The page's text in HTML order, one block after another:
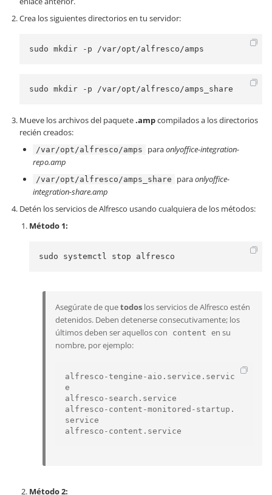
Crea los siguientes directorios en tu servidor:
sudo mkdir -p /var/opt/alfresco/amps
sudo mkdir -p /var/opt/alfresco/amps_share
Mueve los archivos del paquete.ampcompilados a los directorios
recién creados:
/var/opt/alfresco/amps paraonlyoffice-integration-
repo.amp
/var/opt/alfresco/amps_share paraonlyoffice-
integration-share.amp
Detén los servicios de Alfresco usando cualquiera de los métodos:
Método 1:
sudo systemctl stop alfresco
Asegúrate de quetodos los servicios de Alfresco estén
detenidos. Deben detenerse consecutivamente; los
últimos deben ser aquellos con
content en su
nombre, por ejemplo:
alfresco-tengine-aio.service.servic
e
alfresco-search.service
alfresco-content-monitored-startup.
service
alfresco-content.service
Método 2: